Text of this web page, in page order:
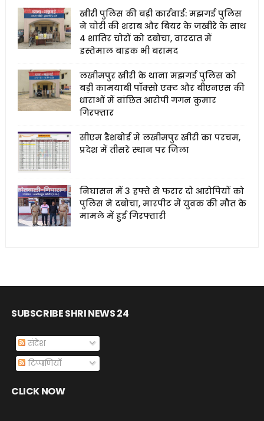
खीरी पुलिस की बड़ी कार्रवाई: मझगई पुलिस
ने चोरी की शराब और बियर के जखीरे के साथ
4 शातिर चोरों को दबोचा, वारदात में
इस्तेमाल बाइक भी बरामद
लखीमपुर खीरी के थाना मझगई पुलिस को
बड़ी कामयाबी पॉक्सो एक्ट और बीएनएस की
धाराओं में वांछित आरोपी गगन कुमार
गिरफ्तार
सीएम डैशबोर्ड में लखीमपुर खीरी का परचम,
प्रदेश में तीसरे स्थान पर जिला
निघासन में 3 हफ्ते से फरार दो आरोपियों को
पुलिस ने दबोचा, मारपीट में युवक की मौत के
मामले में हुई गिरफ्तारी
SUBSCRIBE SHRI NEWS 24
संदेश
टिप्पणियाँ
CLICK NOW